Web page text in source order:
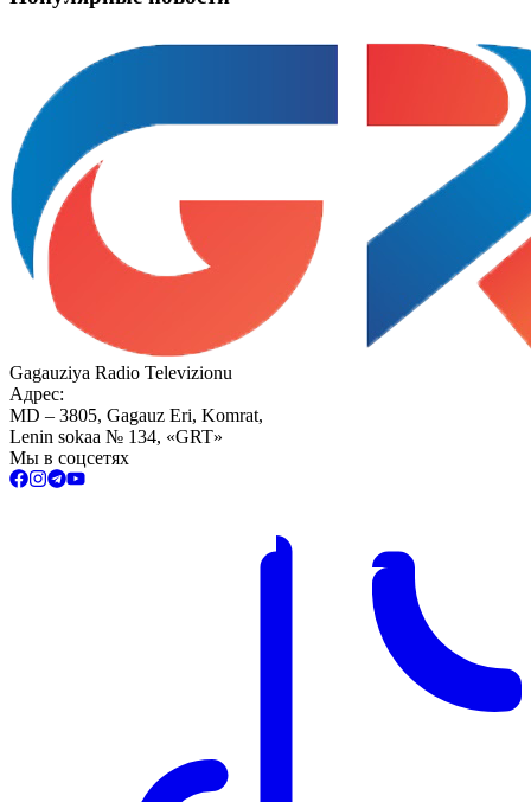
Gagauziya Radio Televizionu
Адрес:
MD – 3805, Gagauz Eri, Komrat,
Lenin sokaa № 134, «GRT»
Мы в соцсетях